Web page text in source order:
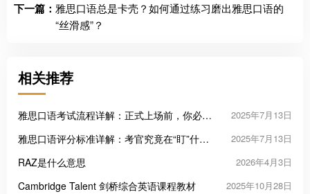
下一篇： 雅思口语总是卡壳？如何通过练习磨出雅思口语的
“丝滑感”？
相关推荐
雅思口语考试流程详解：正式上场前，你必须
2025年7月13日
雅思口语评分标准详解：考官究竟在“盯”什
2025年7月13日
RAZ是什么意思 2026年4月3日
Cambridge Talent 剑桥综合英语课程教材 2025年10月28日